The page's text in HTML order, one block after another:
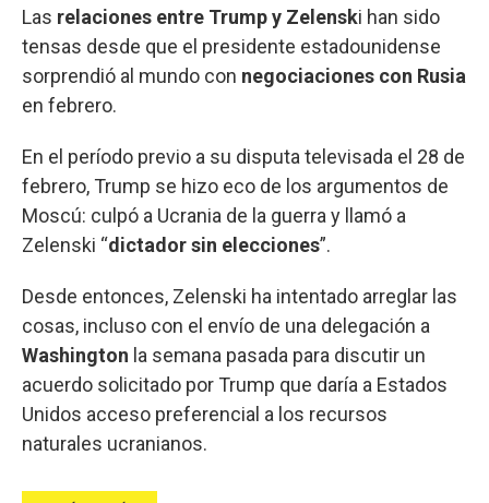
Las relaciones entre Trump y Zelenski han sido
tensas desde que el presidente estadounidense
sorprendió al mundo con negociaciones con Rusia
en febrero.
En el período previo a su disputa televisada el 28 de
febrero, Trump se hizo eco de los argumentos de
Moscú: culpó a Ucrania de la guerra y llamó a
Zelenski “dictador sin elecciones”.
Desde entonces, Zelenski ha intentado arreglar las
cosas, incluso con el envío de una delegación a
Washington la semana pasada para discutir un
acuerdo solicitado por Trump que daría a Estados
Unidos acceso preferencial a los recursos
naturales ucranianos.